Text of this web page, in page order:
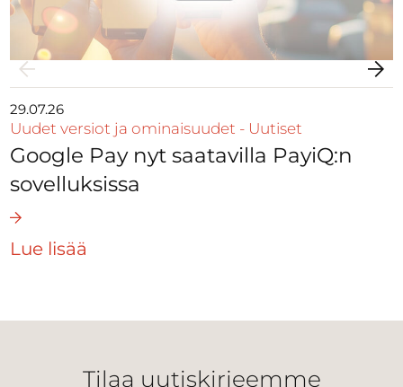
29.07.26
Uudet versiot ja ominaisuudet - Uutiset
Google Pay nyt saatavilla PayiQ:n
sovelluksissa
Lue lisää
Tilaa uutiskirjeemme